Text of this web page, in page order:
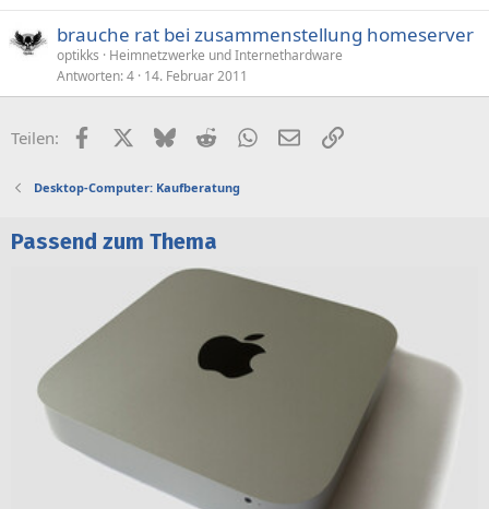
brauche rat bei zusammenstellung homeserver
optikks
Heimnetzwerke und Internethardware
Antworten 4 14. Februar 2011
Teilen: FacebookX (Twitter)
BlueskyRedditWhatsApp
E-MailLink
Desktop-Computer: Kaufberatung
Passend zum Thema